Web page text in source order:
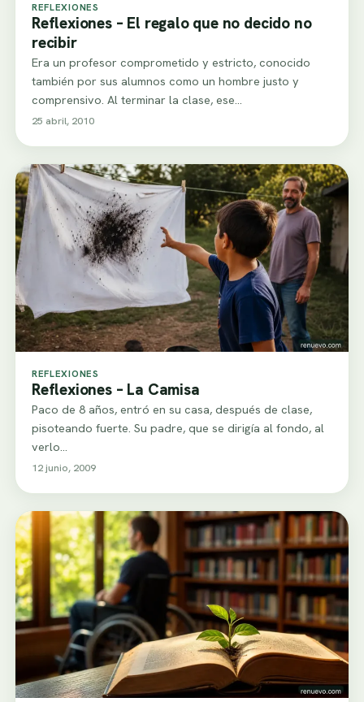
REFLEXIONES
Reflexiones – El regalo que no decido no
recibir
Era un profesor comprometido y estricto, conocido
también por sus alumnos como un hombre justo y
comprensivo. Al terminar la clase, ese…
25 abril, 2010
REFLEXIONES
Reflexiones – La Camisa
Paco de 8 años, entró en su casa, después de clase,
pisoteando fuerte. Su padre, que se dirigía al fondo, al
verlo…
12 junio, 2009